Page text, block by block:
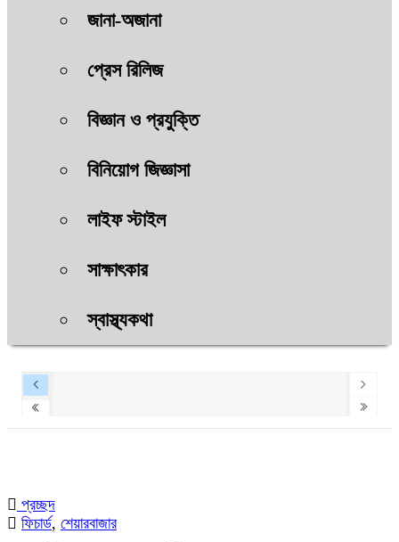
জানা-অজানা
প্রেস রিলিজ
বিজ্ঞান ও প্রযুক্তি
বিনিয়োগ জিজ্ঞাসা
লাইফ স্টাইল
সাক্ষাৎকার
স্বাস্থ্যকথা
প্রচ্ছদ
ফিচার্ড, শেয়ারবাজার